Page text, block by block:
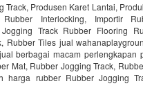
Track, Produsen Karet Lantai,
Rubber Interlocking, Importir
Track Rubber Flooring
Rubber Tiles jual
berbagai macam perlengkapan
Mat, Rubber Jogging Track,
harga rubber Rubber Jogging